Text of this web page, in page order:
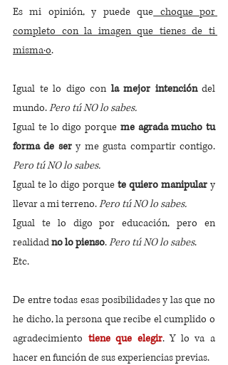
Es mi opinión, y puede que choque por
completo con la imagen que tienes de ti
misma·o.
Igual te lo digo con la mejor intención del
mundo. Pero tú NO lo sabes.
Igual te lo digo porque me agrada mucho tu
forma de ser
Pero tú NO lo sabes.
Igual te lo digo porque te quiero manipular y
llevar a mi terreno. Pero tú NO lo sabes.
Igual te lo digo por educación, pero en
realidad no lo pienso. Pero tú NO lo sabes.
Etc.
De entre todas esas posibilidades y las que no
he dicho, la persona que recibe el cumplido o
agradecimiento tiene que elegir. Y lo va a
hacer en función de sus experiencias previas.